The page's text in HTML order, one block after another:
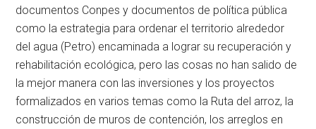
documentos Conpes y documentos de política pública
como la estrategia para ordenar el territorio alrededor
del agua (Petro) encaminada a lograr su recuperación y
rehabilitación ecológica, pero las cosas no han salido de
la mejor manera con las inversiones y los proyectos
formalizados en varios temas como la Ruta del arroz, la
construcción de muros de contención, los arreglos en